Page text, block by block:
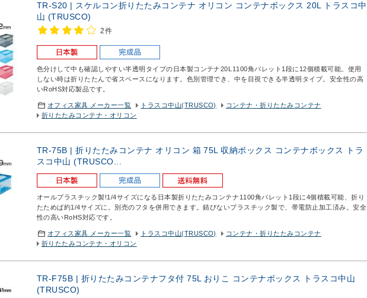
TR-S20 | スケルコン折りたたみコンテナ オリコン コンテナボックス 20L トラスコ中
山 (TRUSCO)
2件
色分けして中も確認しやすい半透明タイプの日本製コンテナ20L
1100角パレット1段に12個積載可能。使用
しない時は折りたたんで省スペースになります。色別管理でき、中を目視できる半透明タイプ。安全性の高
いRoHS対応製品です。
オフィス家具 メーカー一覧 トラスコ中山(TRUSCO)
コンテナ・折りたたみコンテナ
折りたたみコンテナ・オリコン
TR-75B | 折りたたみコンテナ オリコン 箱 75L 収納ボックス コンテナボックス トラ
スコ中山 (TRUSCO...
オールプラスチック製!1/4サイズになる日本製折りたたみコンテナ 1100角パレット1段に4個積載可能、折り
たためば約1/4サイズに。別売のフタを併用できます。錆びないプラスチック製で、帯電防止加工済み。安全
性の高いRoHS対応です。
オフィス家具 メーカー一覧 トラスコ中山(TRUSCO)
コンテナ・折りたたみコンテナ
折りたたみコンテナ・オリコン
TR-F75B | 折りたたみコンテナフタ付 75L おりこ コンテナボックス トラスコ中山
(TRUSCO)